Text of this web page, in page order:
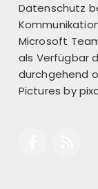
Datenschutz
Microsoft
als Verfügbar
durchgehend
Pictures by